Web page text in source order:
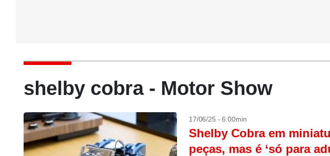
shelby cobra - Motor Show
17/06/25 - 6:00min
Shelby Cobra em
peças, mas é ‘só para